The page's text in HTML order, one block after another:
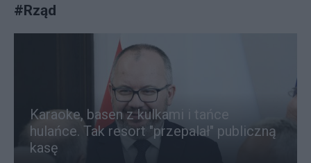
#Rząd
Karaoke, basen z kulkami i tańce
hulańce. Tak resort "przepalał" publiczną
kasę